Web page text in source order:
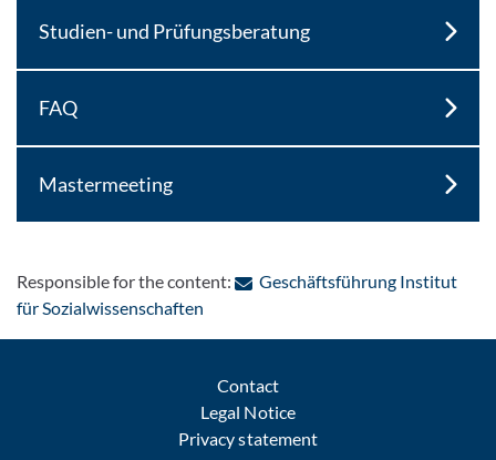
Studien- und Prüfungsberatung
FAQ
Mastermeeting
Responsible for the content:
Geschäftsführung Institut
für Sozialwissenschaften
Contact
Legal Notice
Privacy statement